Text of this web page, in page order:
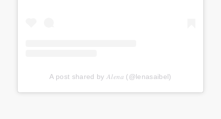
A post shared by 𝐴𝑙𝑒𝑛𝑎 (@lenasaibel)